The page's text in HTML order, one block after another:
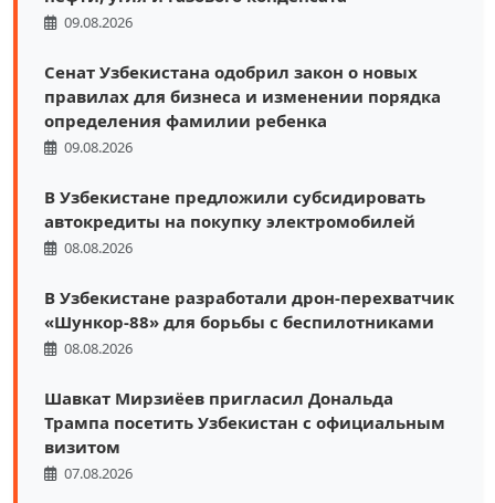
09.08.2026
Сенат Узбекистана одобрил закон о новых
правилах для бизнеса и изменении порядка
определения фамилии ребенка
09.08.2026
В Узбекистане предложили субсидировать
автокредиты на покупку электромобилей
08.08.2026
В Узбекистане разработали дрон-перехватчик
«Шункор-88» для борьбы с беспилотниками
08.08.2026
Шавкат Мирзиёев пригласил Дональда
Трампа посетить Узбекистан с официальным
визитом
07.08.2026